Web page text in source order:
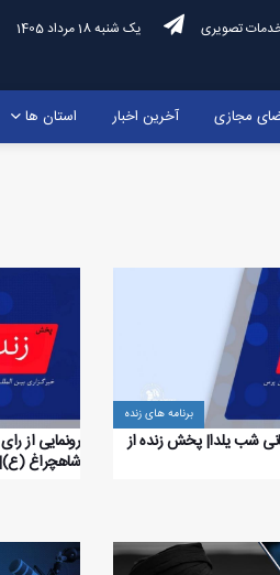
تصویری یک شنبه 18 مرداد 1405
مجازی آخرین اخبار استان ها
برنامه های زنده
شب یلدا| پخش زنده از رونمایی از
شاهچراغ